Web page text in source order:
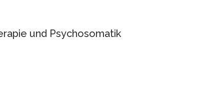
und Psychosomatik